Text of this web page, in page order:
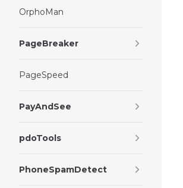
OrphoMan
PageBreaker
PageSpeed
PayAndSee
pdoTools
PhoneSpamDetect